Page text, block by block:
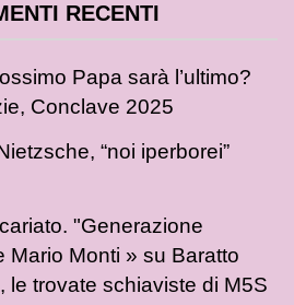
RECENTI
Papa sarà l’ultimo?
Conclave 2025
“noi iperborei”
"Generazione
Mario Monti » su Baratto
le trovate schiaviste di M5S